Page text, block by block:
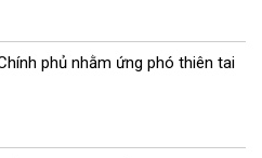
phủ nhằm ứng phó thiên tai